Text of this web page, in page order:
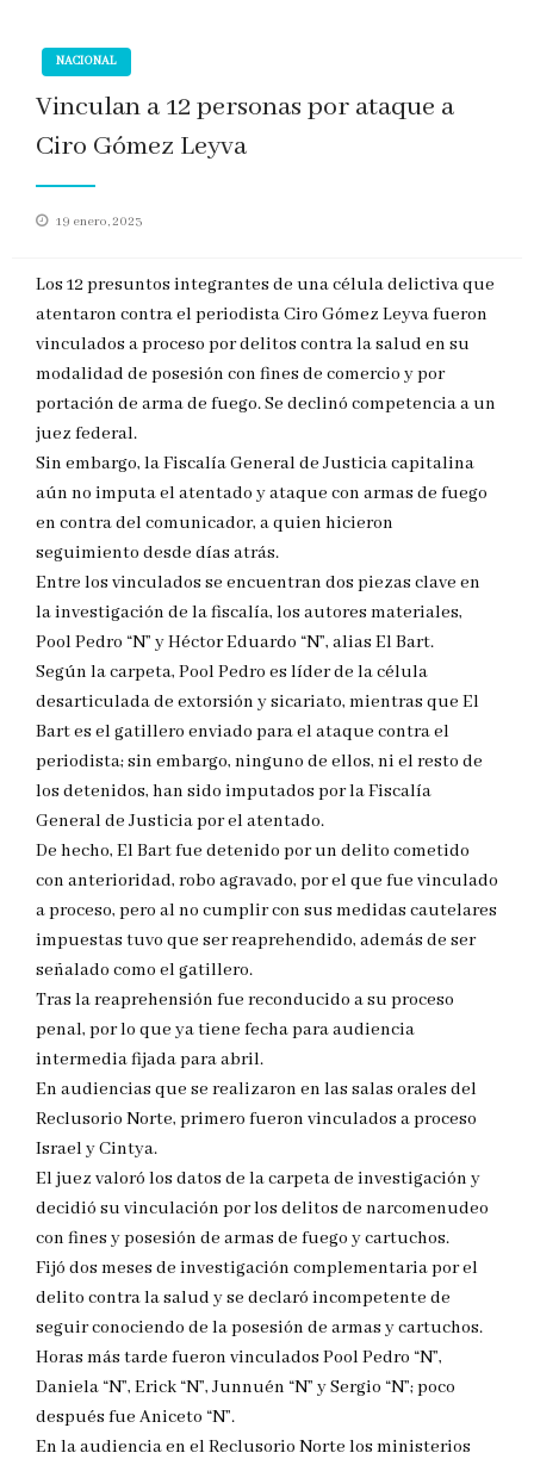
NACIONAL
Vinculan a 12 personas por ataque a
Ciro Gómez Leyva
Publicado
19 enero, 2023
Los 12 presuntos integrantes de una célula delictiva que
atentaron contra el periodista Ciro Gómez Leyva fueron
vinculados a proceso por delitos contra la salud en su
modalidad de posesión con fines de comercio y por
portación de arma de fuego. Se declinó competencia a un
juez federal.
Sin embargo, la Fiscalía General de Justicia capitalina
aún no imputa el atentado y ataque con armas de fuego
en contra del comunicador, a quien hicieron
seguimiento desde días atrás.
Entre los vinculados se encuentran dos piezas clave en
la investigación de la fiscalía, los autores materiales,
Pool Pedro “N” y Héctor Eduardo “N”, alias El Bart.
Según la carpeta, Pool Pedro es líder de la célula
desarticulada de extorsión y sicariato, mientras que El
Bart es el gatillero enviado para el ataque contra el
periodista; sin embargo, ninguno de ellos, ni el resto de
los detenidos, han sido imputados por la Fiscalía
General de Justicia por el atentado.
De hecho, El Bart fue detenido por un delito cometido
con anterioridad, robo agravado, por el que fue vinculado
a proceso, pero al no cumplir con sus medidas cautelares
impuestas tuvo que ser reaprehendido, además de ser
señalado como el gatillero.
Tras la reaprehensión fue reconducido a su proceso
penal, por lo que ya tiene fecha para audiencia
intermedia fijada para abril.
En audiencias que se realizaron en las salas orales del
Reclusorio Norte, primero fueron vinculados a proceso
Israel y Cintya.
El juez valoró los datos de la carpeta de investigación y
decidió su vinculación por los delitos de narcomenudeo
con fines y posesión de armas de fuego y cartuchos.
Fijó dos meses de investigación complementaria por el
delito contra la salud y se declaró incompetente de
seguir conociendo de la posesión de armas y cartuchos.
Horas más tarde fueron vinculados Pool Pedro “N”,
Daniela “N”, Erick “N”, Junnuén “N” y Sergio “N”; poco
después fue Aniceto “N”.
En la audiencia en el Reclusorio Norte los ministerios